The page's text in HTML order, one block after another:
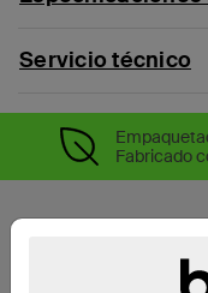
Servicio técnico
Fabricado